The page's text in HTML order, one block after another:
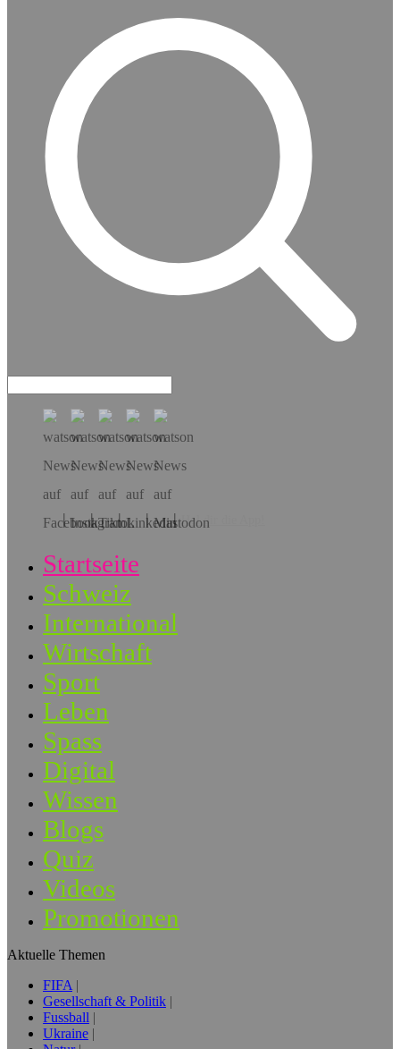
Hol dir die App!
Startseite
Schweiz
International
Wirtschaft
Sport
Leben
Spass
Digital
Wissen
Blogs
Quiz
Videos
Promotionen
Aktuelle Themen
FIFA
Gesellschaft & Politik
Fussball
Ukraine